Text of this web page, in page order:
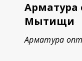
Арматура
Мытищи
Арматура